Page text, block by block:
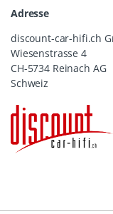
Adresse
discount-car-hifi.ch
Wiesenstrasse 4
CH-5734 Reinach AG
Schweiz